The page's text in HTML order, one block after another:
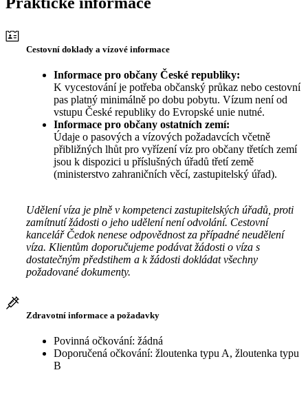
Cestovní doklady a vízové informace
Informace pro občany České republiky:
K vycestování je potřeba občanský průkaz nebo cestovní
pas platný minimálně po dobu pobytu. Vízum není od
vstupu České republiky do Evropské unie nutné.
Informace pro občany ostatních zemí:
Údaje o pasových a vízových požadavcích včetně
přibližných lhůt pro vyřízení víz pro občany třetích zemí
jsou k dispozici u příslušných úřadů třetí země
(ministerstvo zahraničních věcí, zastupitelský úřad).
Udělení víza je plně v kompetenci zastupitelských úřadů, proti
zamítnutí žádosti o jeho udělení není odvolání. Cestovní
kancelář Čedok nenese odpovědnost za případné neudělení
víza. Klientům doporučujeme podávat žádosti o víza s
dostatečným předstihem a k žádosti dokládat všechny
požadované dokumenty.
Zdravotní informace a požadavky
Povinná očkování: žádná
Doporučená očkování: žloutenka typu A, žloutenka typu
B